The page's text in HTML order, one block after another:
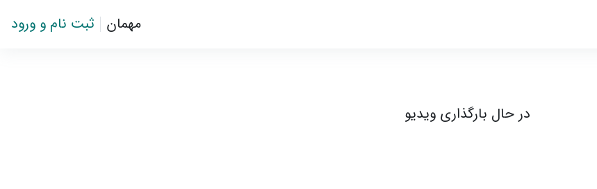
در حال بارگذاری ویدیو
مهمان ثبت نام و ورود